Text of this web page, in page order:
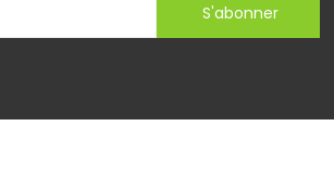
S'abonner